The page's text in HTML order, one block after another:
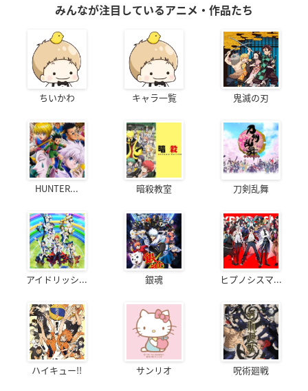
みんなが注目しているアニメ・作品たち
ちいかわ キャラ一覧 鬼滅の刃
HUNTER... 暗殺教室 刀剣乱舞
アイドリッシ... 銀魂 ヒプノシスマ...
ハイキュー!! サンリオ 呪術廻戦